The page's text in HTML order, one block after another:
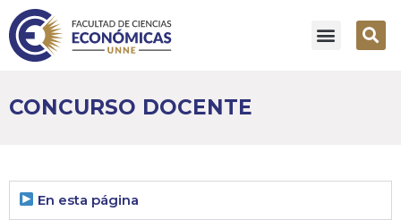
CONCURSO DOCENTE
En esta página